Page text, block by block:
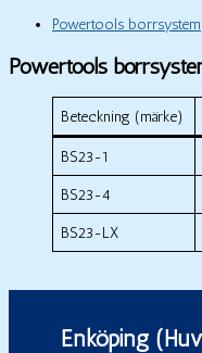
Powertools borrsystem
Powertools
Beteckning (märke)
BS23-1
BS23-4
BS23-LX
Enköping